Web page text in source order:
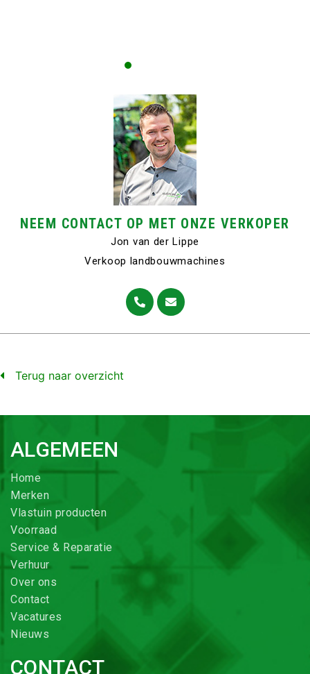
NEEM CONTACT OP MET ONZE VERKOPER
Jon van der Lippe
Verkoop landbouwmachines
Terug naar overzicht
ALGEMEEN
Home
Merken
Vlastuin producten
Voorraad
Service & Reparatie
Verhuur
Over ons
Contact
Vacatures
Nieuws
CONTACT